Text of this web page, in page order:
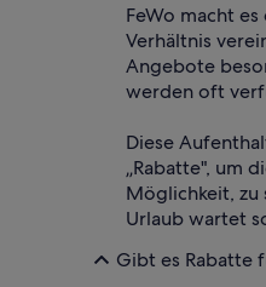
FeWo macht
Verhältnis
Angebote
werden oft
Diese
„Rabatte", um
Möglichkeit, zu
Urlaub wartet
Gibt es Rabatte